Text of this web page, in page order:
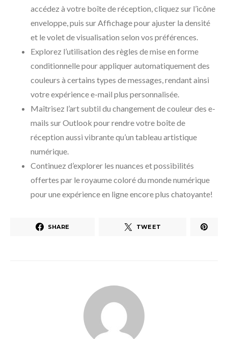
accédez à votre boîte de réception, cliquez sur l’icône
enveloppe, puis sur Affichage pour ajuster la densité
et le volet de visualisation selon vos préférences.
Explorez l’utilisation des règles de mise en forme
conditionnelle pour appliquer automatiquement des
couleurs à certains types de messages, rendant ainsi
votre expérience e-mail plus personnalisée.
Maîtrisez l’art subtil du changement de couleur des e-
mails sur Outlook pour rendre votre boîte de
réception aussi vibrante qu’un tableau artistique
numérique.
Continuez d’explorer les nuances et possibilités
offertes par le royaume coloré du monde numérique
pour une expérience en ligne encore plus chatoyante!
SHARE TWEET